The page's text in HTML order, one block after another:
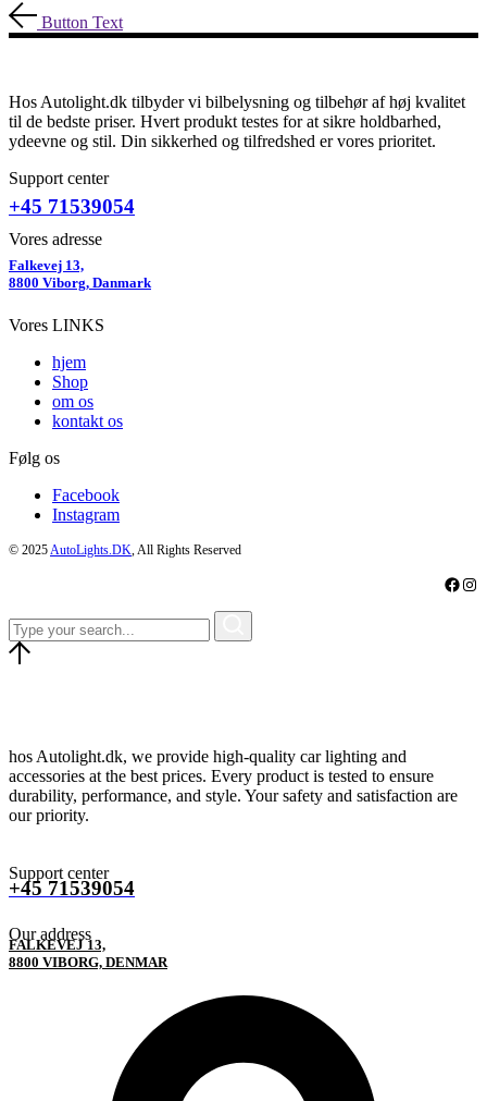
Button Text
Hos Autolight.dk tilbyder vi bilbelysning og tilbehør af høj kvalitet
til de bedste priser. Hvert produkt testes for at sikre holdbarhed,
ydeevne og stil. Din sikkerhed og tilfredshed er vores prioritet.
Support center
+45 71539054
Vores adresse
Falkevej 13,
8800 Viborg, Danmark
Vores LINKS
hjem
Shop
om os
kontakt os
Følg os
Facebook
Instagram
© 2025AutoLights.DK, All Rights Reserved
hos Autolight.dk, we provide high-quality car lighting and
accessories at the best prices. Every product is tested to ensure
durability, performance, and style. Your safety and satisfaction are
our priority.
Support center
+45 71539054
Our address
FALKEVEJ 13,
8800 VIBORG, DENMAR